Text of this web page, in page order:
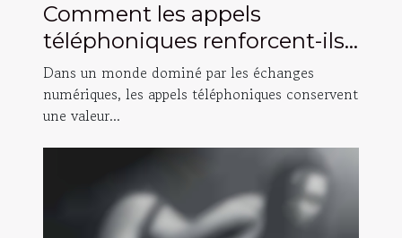
Comment les appels
téléphoniques renforcent-ils
les relations authentiques ?
Dans un monde dominé par les échanges
numériques, les appels téléphoniques conservent
une valeur...